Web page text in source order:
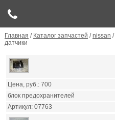
Главная / Каталог запчастей /nissan /
датчики
700
блок предохранителей
07763